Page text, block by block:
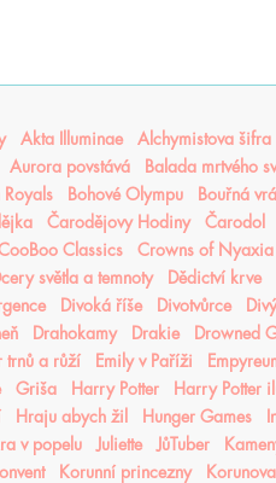
Akta Illuminae Alchymistova šifra
Aurora povstává Balada mrtvého
Royals Bohové Olympu Bouřná
Čarodějovy Hodiny Čarodol
Classics Crowns of Nyaxia
světla a temnoty Dědictví krve
Divoká říše Divotvůrce
Drahokamy Drakie Drowned
trnů a růží Emily v Paříži
Griša Harry Potter Harry Potter
Hraju abych žil Hunger Games
v popelu Juliette JůTuber
Korunní princezny